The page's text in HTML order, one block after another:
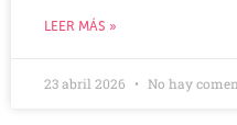
LEER MÁS »
23 abril 2026 No hay